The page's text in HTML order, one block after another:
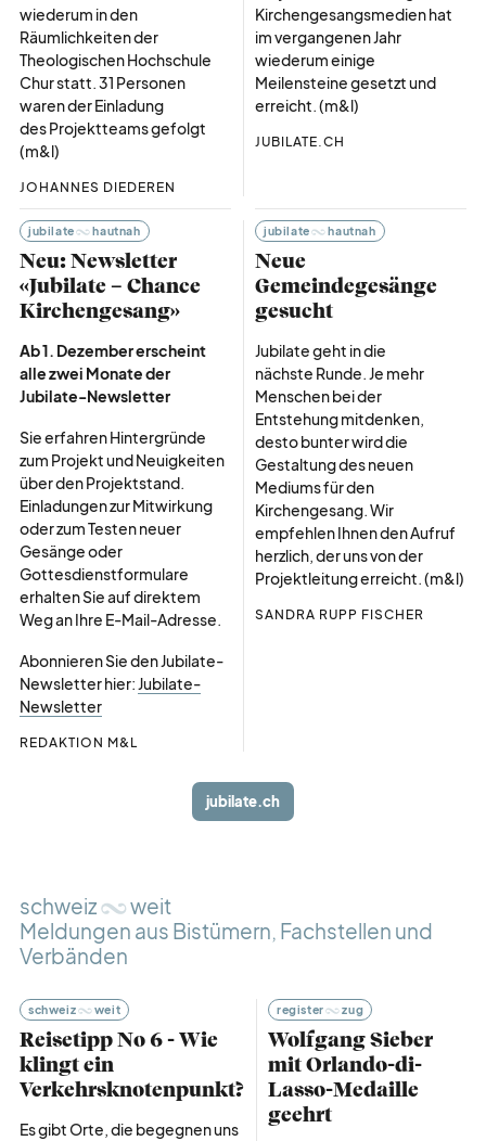
wiederum in den
Räumlichkeiten der
Theologischen Hochschule
Chur statt. 31 Personen
waren der Einladung
des Projektteams gefolgt
(m&l)
JOHANNES DIEDEREN
Kirchengesangsmedien hat
im vergangenen Jahr
wiederum einige
Meilensteine gesetzt und
erreicht. (m&l)
JUBILATE.CH
jubilate hautnah
Neu: Newsletter
«Jubilate – Chance
Kirchengesang»
Ab 1. Dezember erscheint
alle zwei Monate der
Jubilate-Newsletter
Sie erfahren Hintergründe
zum Projekt und Neuigkeiten
über den Projektstand.
Einladungen zur Mitwirkung
oder zum Testen neuer
Gesänge oder
Gottesdienstformulare
erhalten Sie auf direktem
Weg an Ihre E-Mail-Adresse.
Abonnieren Sie den Jubilate-
Newsletter hier: Jubilate-
Newsletter
REDAKTION M&L
jubilate hautnah
Neue
Gemeindegesänge
gesucht
Jubilate geht in die
nächste Runde. Je mehr
Menschen bei der
Entstehung mitdenken,
desto bunter wird die
Gestaltung des neuen
Mediums für den
Kirchengesang. Wir
empfehlen Ihnen den Aufruf
herzlich, der uns von der
Projektleitung erreicht. (m&l)
SANDRA RUPP FISCHER
jubilate.ch
schweiz
weit
Meldungen aus Bistümern, Fachstellen und
Verbänden
schweiz weit
Reisetipp No 6 - Wie
klingt ein
Verkehrsknotenpunkt?
Es gibt Orte, die begegnen uns
register zug
Wolfgang Sieber
mit Orlando-di-
Lasso-Medaille
geehrt